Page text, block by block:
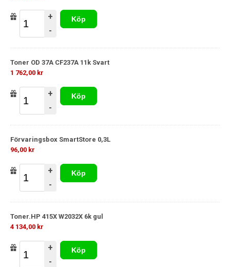
+
-
Köp
Toner OD 37A CF237A 11k Svart
1 762,00 kr
+
-
Köp
Förvaringsbox SmartStore 0,3L
96,00 kr
+
-
Köp
Toner.HP 415X W2032X 6k gul
4 134,00 kr
+
-
Köp